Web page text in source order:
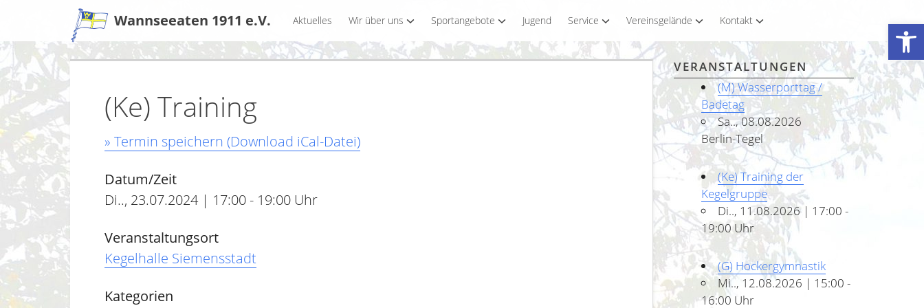
Werkzeugleiste öffnen
Wannseeaten 1911 e.V. Aktuelles Wir über uns Sportangebote Jugend Service Vereinsgelände Kontakt
(Ke) Training
» Termin speichern (Download iCal-Datei)
Datum/Zeit
Di.., 23.07.2024 | 17:00 - 19:00 Uhr
Veranstaltungsort
Kegelhalle Siemensstadt
Kategorien
VERANSTALTUNGEN
(M) Wasserporttag /
Badetag
Sa.., 08.08.2026
Berlin-Tegel
(Ke) Training der
Kegelgruppe
Di.., 11.08.2026 | 17:00 -
19:00 Uhr
(G) Hockergymnastik
Mi.., 12.08.2026 | 15:00 -
16:00 Uhr